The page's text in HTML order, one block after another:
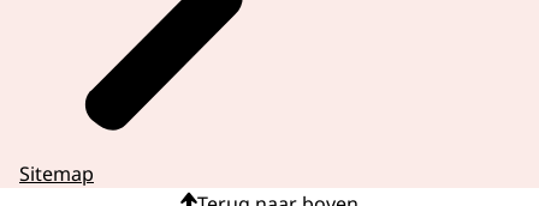
Sitemap